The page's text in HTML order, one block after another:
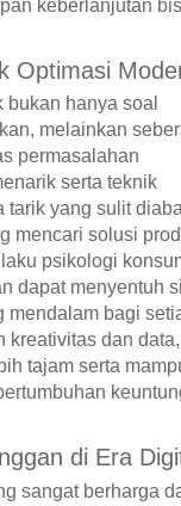
keberlanjutan
Optimasi
hanya soal
melainkan
permasalahan
serta teknik
tarik yang sulit
mencari solusi
psikologi
dapat menyentuh
mendalam bagi
kreativitas dan data,
tajam serta
di Era
sangat berharga